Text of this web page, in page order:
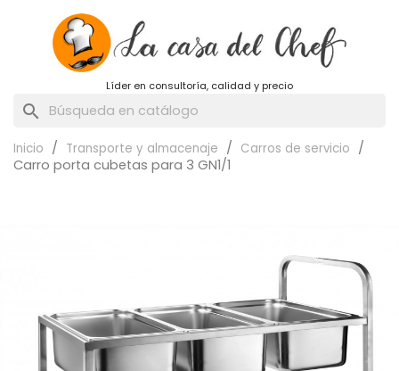
Líder en consultoría, calidad y precio
search
Inicio Transporte y almacenaje Carros de servicio
Carro porta cubetas para 3 GN1/1